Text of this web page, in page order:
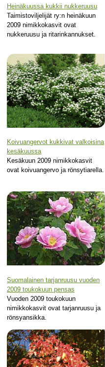
Heinäkuussa kukkii nukkeruusu
Taimistoviljelijät ry:n heinäkuun
2009 nimikkokasvit ovat
nukkeruusu ja ritarinkannukset.
Koivuangervot kukkivat valkoisina
kesäkuussa
Kesäkuun 2009 nimikkokasvit
ovat koivuangervo ja rönsytiarella.
Suomalainen tarjanruusu vuoden
2009 toukokuun pensas
Vuoden 2009 toukokuun
nimikkokasvit ovat tarjanruusu ja
rönsyansikka.